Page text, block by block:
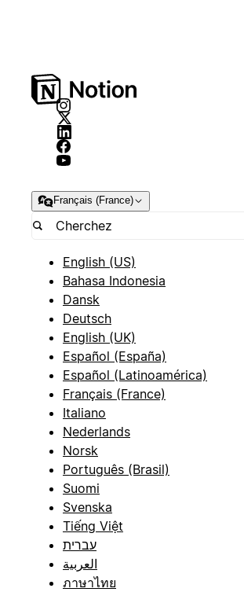
Français (France)
English (US)
Bahasa Indonesia
Dansk
Deutsch
English (UK)
Español (España)
Español (Latinoamérica)
Français (France)
Italiano
Nederlands
Norsk
Português (Brasil)
Suomi
Svenska
Tiếng Việt
עברית
العربية
ภาษาไทย